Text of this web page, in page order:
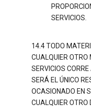
SERVICIOS.
14.4 TODO
CUALQUIER OTRO
SERVICIOS
SERÁ EL ÚNICO
OCASIONADO EN
CUALQUIER OTRO